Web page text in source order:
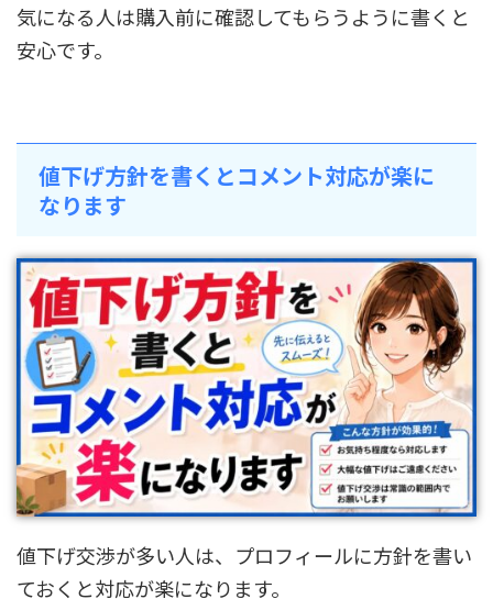
気になる人は購入前に確認してもらうように書くと
安心です。
値下げ方針を書くとコメント対応が楽に
なります
値下げ交渉が多い人は、プロフィールに方針を書い
ておくと対応が楽になります。